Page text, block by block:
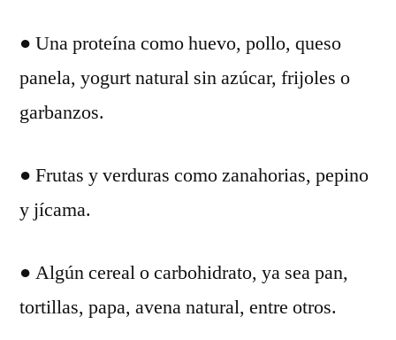
● Una proteína como huevo, pollo, queso
panela, yogurt natural sin azúcar, frijoles o
garbanzos.
● Frutas y verduras como zanahorias, pepino
y jícama.
● Algún cereal o carbohidrato, ya sea pan,
tortillas, papa, avena natural, entre otros.